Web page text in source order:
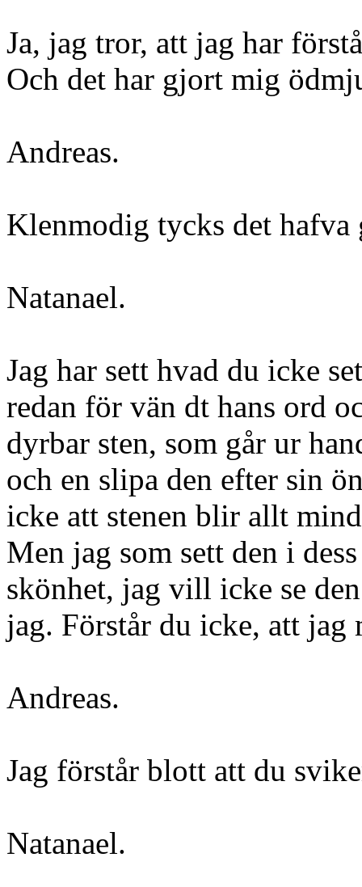
Ja, jag tror, att jag har
Och det har gjort mig
Andreas.
Klenmodig tycks det
Natanael.
Jag har sett hvad du icke
redan för vän dt hans ord
dyrbar sten, som går ur
och en slipa den efter sin
icke att stenen blir allt
Men jag som sett den i
skönhet, jag vill icke se
jag. Förstår du icke, att jag
Andreas.
Jag förstår blott att du
Natanael.